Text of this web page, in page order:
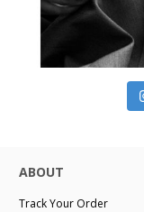
ABOUT
Track Your Order